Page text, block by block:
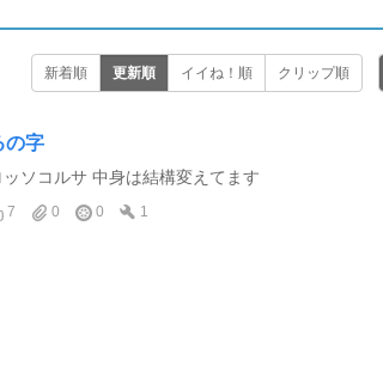
新着順 更新順 イイね！順 クリップ順
の字
ッソコルサ 中身は結構変えてます
7 0 0 1